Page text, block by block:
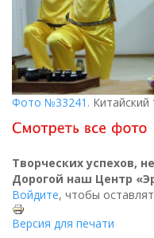
Фото №33241. Китайский
Творческих успехов,
Дорогой наш Центр
Войдите, чтобы
Версия для печати